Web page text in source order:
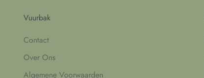
Vuurbak
Contact
Over Ons
Algemene Voorwaarden